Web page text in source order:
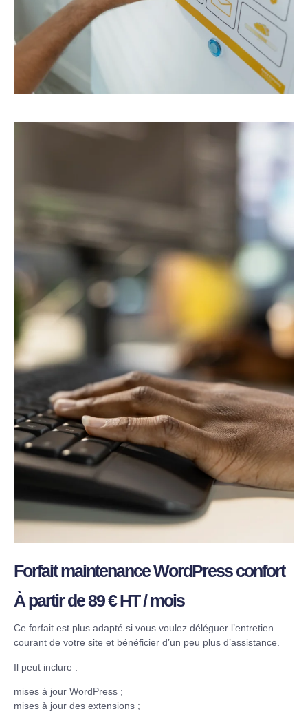
Forfait maintenance WordPress confort
À partir de 89 € HT / mois
Ce forfait est plus adapté si vous voulez déléguer l’entretien
courant de votre site et bénéficier d’un peu plus d’assistance.
Il peut inclure :
mises à jour WordPress ;
mises à jour des extensions ;